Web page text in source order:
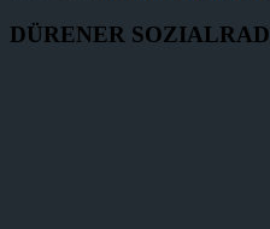
DÜRENER SOZIALRAD